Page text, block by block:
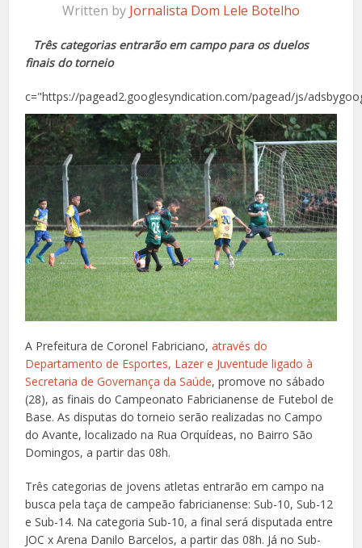
Written by Jornalista Dom Lele Botelho
Três categorias entrarão em campo para os duelos
finais do torneio
c="https://pagead2.googlesyndication.com/pagead/js/
A Prefeitura de Coronel Fabriciano,através do
Departamento de Esportes, Lazer e Juventude ligado à
Secretaria de Governança da Saúde, promove no sábado
(28), as finais do Campeonato Fabricianense de Futebol de
Base. As disputas do torneio serão realizadas no Campo
do Avante, localizado na Rua Orquídeas, no Bairro São
Domingos, a partir das 08h.
Três categorias de jovens atletas entrarão em campo na
busca pela taça de campeão fabricianense: Sub-10, Sub-12
e Sub-14. Na categoria Sub-10, a final será disputada entre
JOC x Arena Danilo Barcelos, a partir das 08h. Já no Sub-